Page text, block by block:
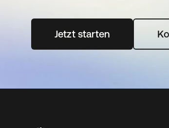
Jetzt startenwird in einer neuen